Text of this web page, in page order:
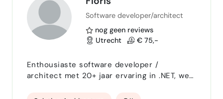
Software developer/architect
nog geen reviews
Utrecht
€ 75,-
Enthousiaste software developer /
architect met 20+ jaar ervaring in .NET, web